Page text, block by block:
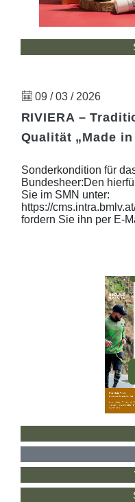
09 / 03 / 2026
RIVIERA –
Qualität „Made
Sonderkondition für
Bundesheer:Den
Sie im SMN unter:
https://
fordern Sie ihn per E-